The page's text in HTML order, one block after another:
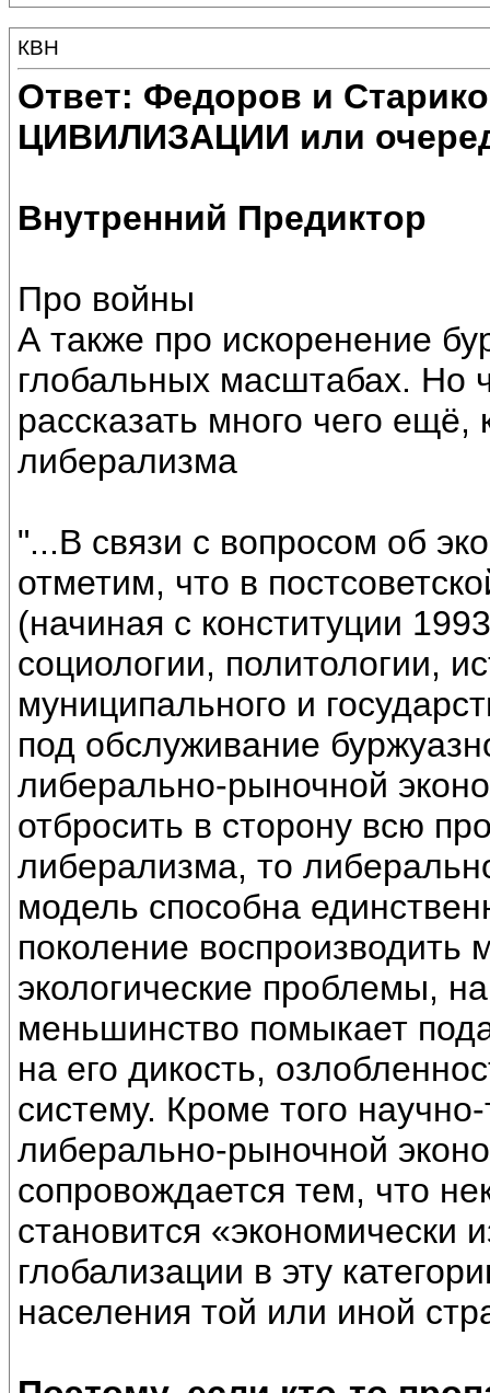
КВН
Ответ: Федоров и
ЦИВИЛИЗАЦИИ или
Внутренний Предиктор
Про войны
А также про искоренение
глобальных масштабах. Но
рассказать много чего
либерализма
"...В связи с вопросом об
отметим, что в
(начиная с конституции
социологии, политологии,
муниципального и
под обслуживание
либерально-рыночной
отбросить в сторону всю
либерализма, то
модель способна
поколение воспроизводить
экологические проблемы,
меньшинство помыкает
на его дикость,
систему. Кроме того
либерально-рыночной
сопровождается тем, что
становится «экономически
глобализации в эту
населения той или иной